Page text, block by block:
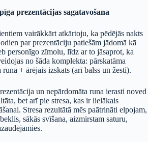
prezentācijas sagatavošana
vairākkārt atkārtoju, ka pēdējās nakts
par prezentāciju patiešām jādomā kā
personīgo zīmolu, līdz ar to jāsaprot, ka
no šāda komplekta: pārskatāma
+ ārējais izskats (arī balss un žesti).
un nepārdomāta runa ierasti noved
bet arī pie stresa, kas ir lielākais
Stresa rezultātā mēs paātrināti elpojam,
sākās svīšana, aizmirstam saturu,